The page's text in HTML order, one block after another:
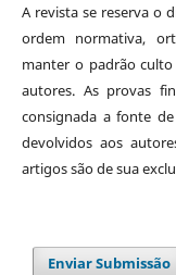
A revista se reserva o
ordem normativa,
manter o padrão
autores. As provas
consignada a fonte
devolvidos aos
artigos são de sua
Enviar Submissão